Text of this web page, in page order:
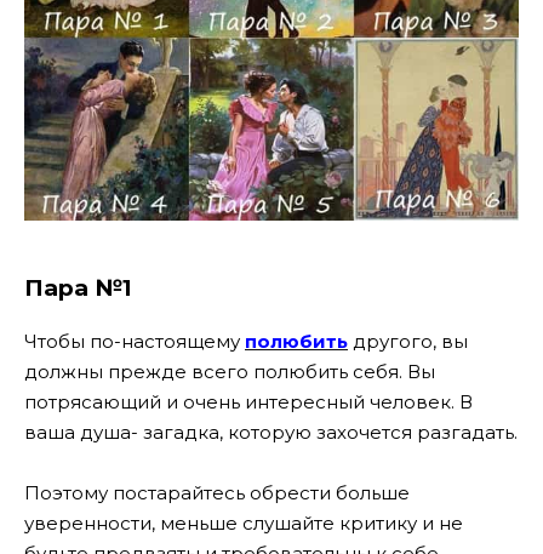
Пара №1
Чтобы по-настоящему полюбить другого, вы
должны прежде всего полюбить себя. Вы
потрясающий и очень интересный человек. В
ваша душа- загадка, которую захочется разгадать.
Поэтому постарайтесь обрести больше
уверенности, меньше слушайте критику и не